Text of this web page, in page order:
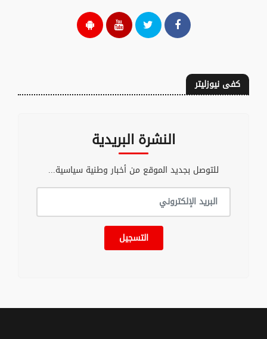
كفى نيوزليتر
النشرة البريدية
للتوصل بجديد الموقع من أخبار وطنية سياسية...
التسجيل